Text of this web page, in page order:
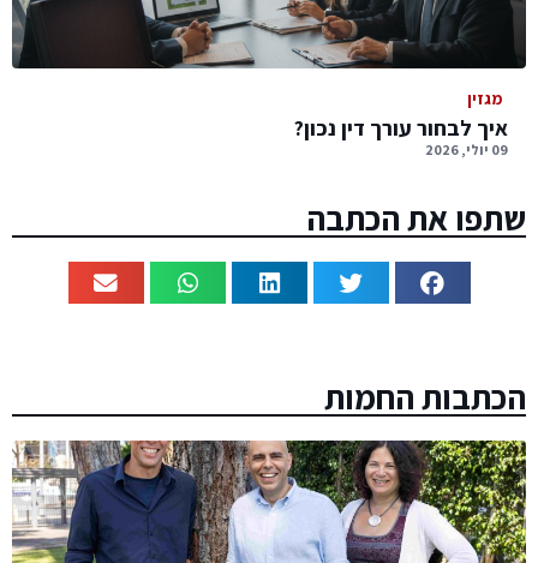
מגזין
איך לבחור עורך דין נכון?
09 יולי, 2026
שתפו את הכתבה
הכתבות החמות